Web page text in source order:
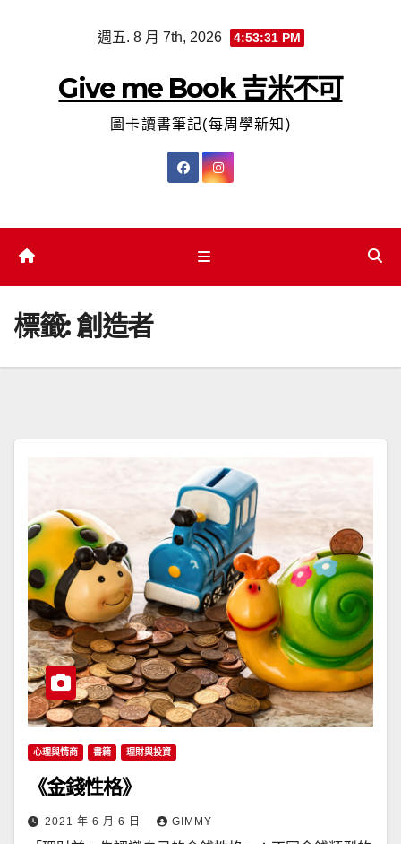
週五. 8 月 7th, 2026 4:53:32 PM
Give me Book 吉米不可
圖卡讀書筆記(每周學新知)
標籤:創造者
心理與情商 書籍 理財與投資
《金錢性格》
2021 年 6 月 6 日 GIMMY